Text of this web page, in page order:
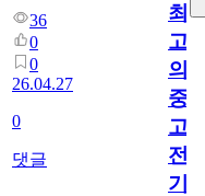
36
0
0
26.04.27
0
댓글
최
고
의
중
고
전
기